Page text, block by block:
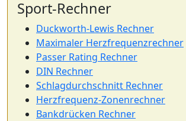
Sport-Rechner
Duckworth-Lewis Rechner
Maximaler Herzfrequenzrechner
Passer Rating Rechner
DIN Rechner
Schlagdurchschnitt Rechner
Herzfrequenz-Zonenrechner
Bankdrücken Rechner